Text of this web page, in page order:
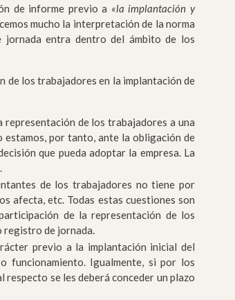
de informe previo a «la implantación y
mucho la interpretación de la norma
jornada entra dentro del ámbito de los
de los trabajadores en la implantación de
de los trabajadores a una
estamos, por tanto, ante la obligación de
que pueda adoptar la empresa. La
de los trabajadores no tiene por
afecta, etc. Todas estas cuestiones son
de la representación de los
registro de jornada.
previo a la implantación inicial del
funcionamiento. Igualmente, si por los
se les deberá conceder un plazo